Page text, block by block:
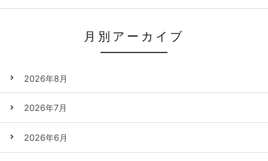
月別アーカイブ
2026年8月
2026年7月
2026年6月